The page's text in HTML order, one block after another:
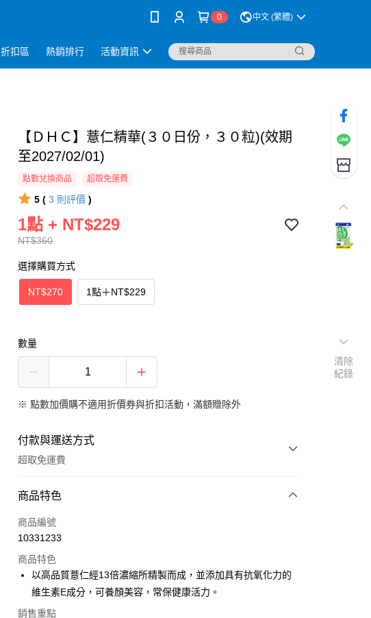
0 中文 (繁體)
折扣區 熱銷排行 活動資訊
【ＤＨＣ】薏仁精華(３０日份，３０粒)(效期
至2027/02/01)
點數兌換商品 超取免運費
5 ( 3 則評價 )
NT$360
1點 + NT$229
選擇購買方式
NT$270 1點＋NT$229
數量
※點數加價購不適用折價券與折扣活動，滿額贈除外
付款與運送方式
超取免運費
付款方式
全家線上支付
運送方式
全家取貨付款
免運費
商品特色
商品編號
10331233
商品特色
以高品質薏仁經13倍濃縮所精製而成，並添加具有抗氧化力的
維生素E成分，可養顏美容，常保健康活力。
銷售重點
清除
紀錄